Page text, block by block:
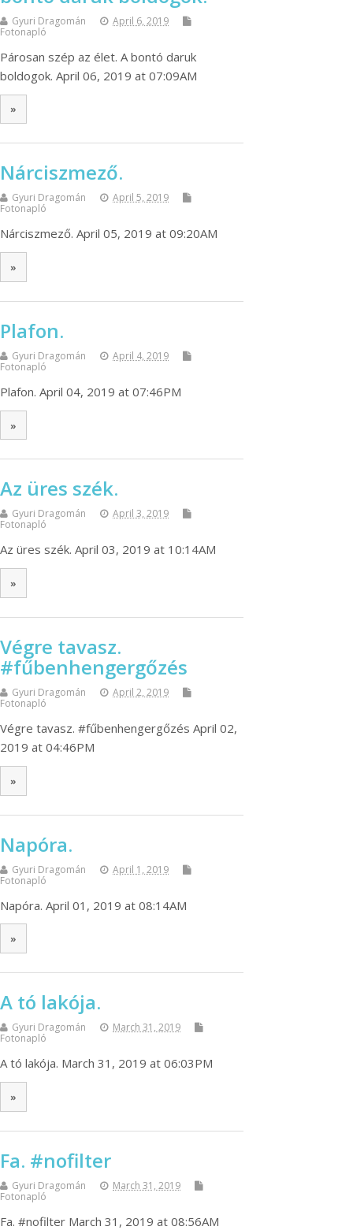
Gyuri Dragomán
April 6, 2019
Fotonapló
Párosan szép az élet. A bontó daruk
boldogok. April 06, 2019 at 07:09AM
»
Nárciszmező.
Gyuri Dragomán
April 5, 2019
Fotonapló
Nárciszmező. April 05, 2019 at 09:20AM
»
Plafon.
Gyuri Dragomán
April 4, 2019
Fotonapló
Plafon. April 04, 2019 at 07:46PM
»
Az üres szék.
Gyuri Dragomán
April 3, 2019
Fotonapló
Az üres szék. April 03, 2019 at 10:14AM
»
Végre tavasz.
#fűbenhengergőzés
Gyuri Dragomán
April 2, 2019
Fotonapló
Végre tavasz. #fűbenhengergőzés April 02,
2019 at 04:46PM
»
Napóra.
Gyuri Dragomán
April 1, 2019
Fotonapló
Napóra. April 01, 2019 at 08:14AM
»
A tó lakója.
Gyuri Dragomán
March 31, 2019
Fotonapló
A tó lakója. March 31, 2019 at 06:03PM
»
Fa. #nofilter
Gyuri Dragomán
March 31, 2019
Fotonapló
Fa. #nofilter March 31, 2019 at 08:56AM